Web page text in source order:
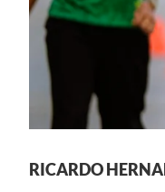
RICARDO